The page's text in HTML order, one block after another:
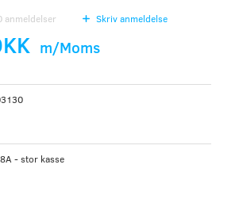
anmeldelser Skriv anmeldelse
m/Moms
- stor kasse